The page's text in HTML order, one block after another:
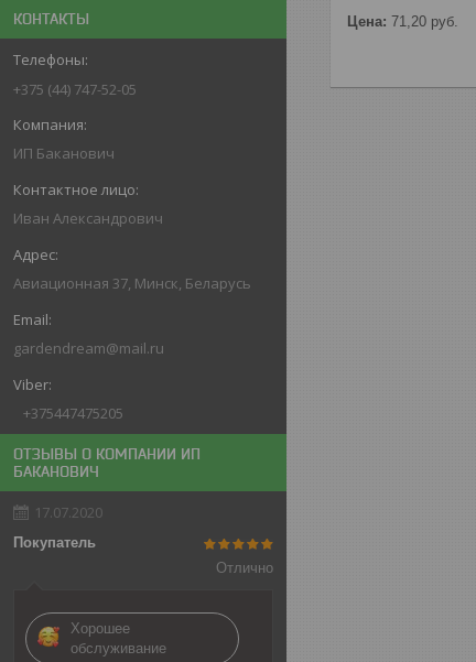
КОНТАКТЫ
+375 (44) 747-52-05
ИП Баканович
Иван Александрович
Авиационная 37, Минск, Беларусь
gardendream@mail.ru
+375447475205
ОТЗЫВЫ О КОМПАНИИ ИП
БАКАНОВИЧ
17.07.2020
Покупатель
Отлично
Хорошее
обслуживание
Цена: 71,20 руб.